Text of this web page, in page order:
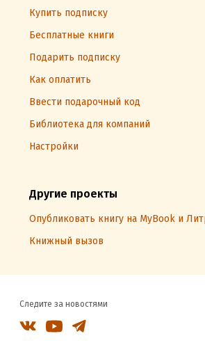
Купить подписку
Бесплатные книги
Подарить подписку
Как оплатить
Ввести подарочный код
Библиотека для компаний
Настройки
Другие проекты
Опубликовать книгу на MyBook и
Книжный вызов
Следите за новостями